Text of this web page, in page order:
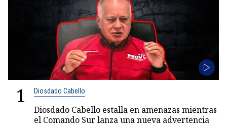
1 Diosdado Cabello
Diosdado Cabello estalla en amenazas mientras
el Comando Sur lanza una nueva advertencia